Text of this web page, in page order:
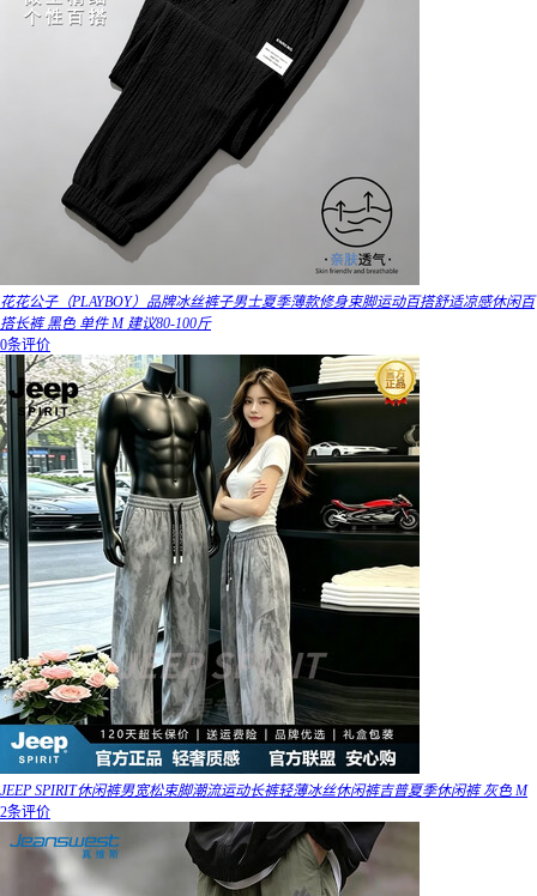
花花公子（PLAYBOY）品牌冰丝裤子男士夏季薄款修身束脚运动百搭舒适凉感休闲百
搭长裤 黑色 单件 M 建议80-100斤
0条评价
JEEP SPIRIT休闲裤男宽松束脚潮流运动长裤轻薄冰丝休闲裤吉普夏季休闲裤 灰色 M
2条评价